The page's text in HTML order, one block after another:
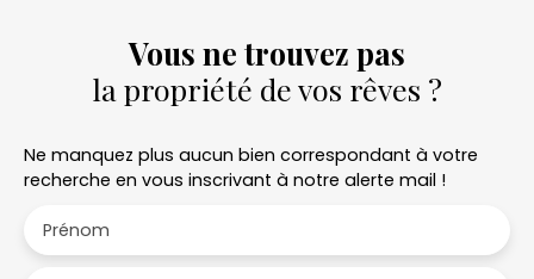
Vous ne trouvez pas
la propriété de vos rêves ?
Ne manquez plus aucun bien correspondant à votre
recherche en vous inscrivant à notre alerte mail !
Prénom